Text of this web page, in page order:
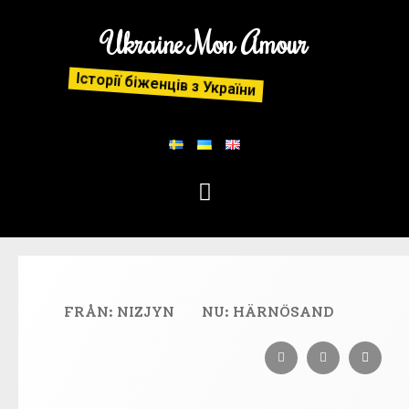
Ukraine Mon Amour
Історії біженців з України
FRÅN: NIZJYN NU: HÄRNÖSAND